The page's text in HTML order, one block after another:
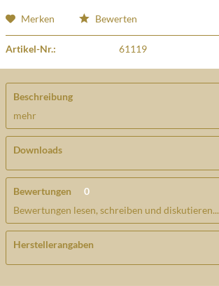
Merken Bewerten
Artikel-Nr.: 61119
Beschreibung
mehr
Downloads
Bewertungen
0
Bewertungen lesen, schreiben und diskutieren...
Herstellerangaben